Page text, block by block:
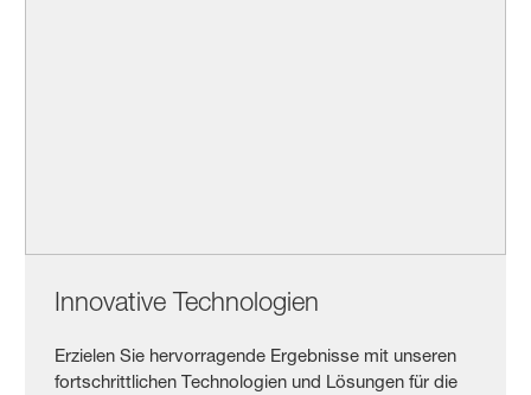
Innovative Technologien
Erzielen Sie hervorragende Ergebnisse mit unseren
fortschrittlichen Technologien und Lösungen für die